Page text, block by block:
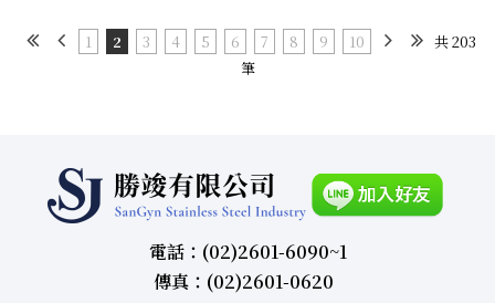
1 2 3 4 5 6 7 8 9 10
共 203
筆
電話：(02)2601-6090~1
傳真：(02)2601-0620